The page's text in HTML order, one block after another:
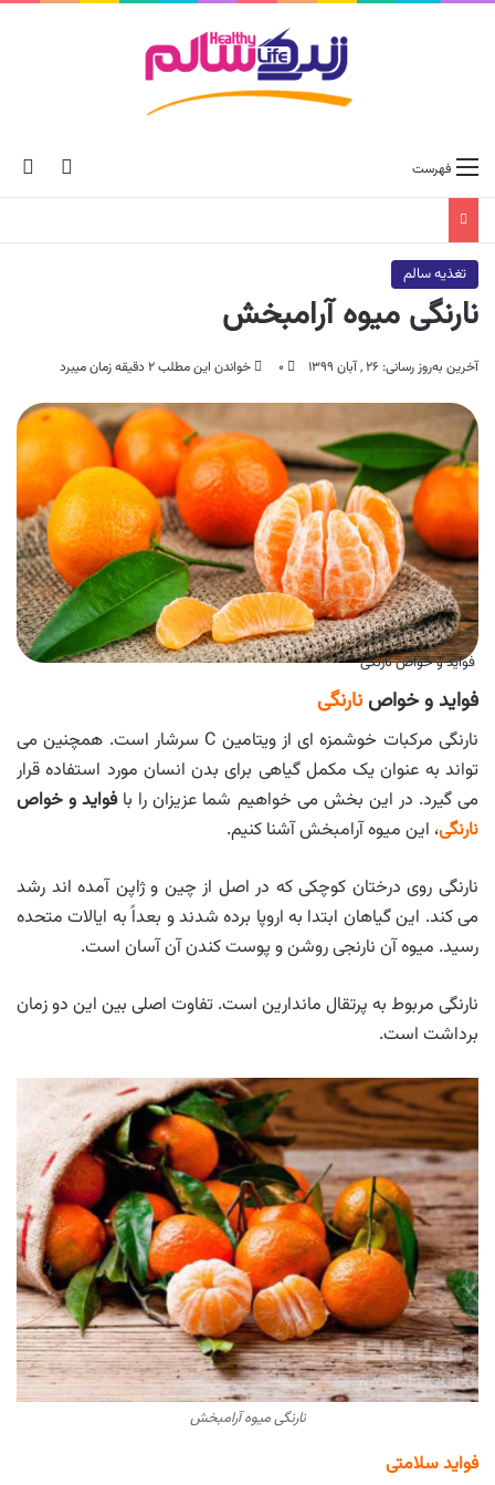
skin فهرست
تغذیه سالم
نارنگی میوه آرامبخش
آخرین به‌روز رسانی: ۲۶ , آبان ۱۳۹۹ ۰ خواندن این مطلب ۲ دقیقه زمان میبرد
فواید و خواص نارنگی
فواید و خواص نارنگی
نارنگی مرکبات خوشمزه ای از ویتامین C سرشار است. همچنین می
تواند به عنوان یک مکمل گیاهی برای بدن انسان مورد استفاده قرار
می گیرد. در این بخش می خواهیم شما عزیزان را بافواید و خواص
نارنگی، این میوه آرامبخش آشنا کنیم.
نارنگی روی درختان کوچکی که در اصل از چین و ژاپن آمده اند رشد
می کند. این گیاهان ابتدا به اروپا برده شدند و بعداً به ایالات متحده
رسید. میوه آن نارنجی روشن و پوست کندن آن آسان است.
نارنگی مربوط به پرتقال ماندارین است. تفاوت اصلی بین این دو زمان
برداشت است.
نارنگی میوه آرامبخش
فواید سلامتی